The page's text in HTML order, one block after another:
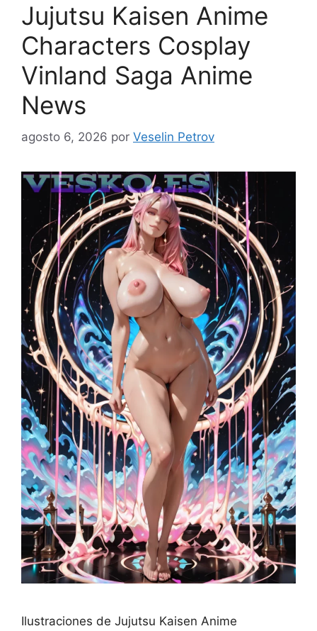
Jujutsu Kaisen Anime
Characters Cosplay
Vinland Saga Anime
News
agosto 6, 2026 por Veselin Petrov
Ilustraciones de Jujutsu Kaisen Anime